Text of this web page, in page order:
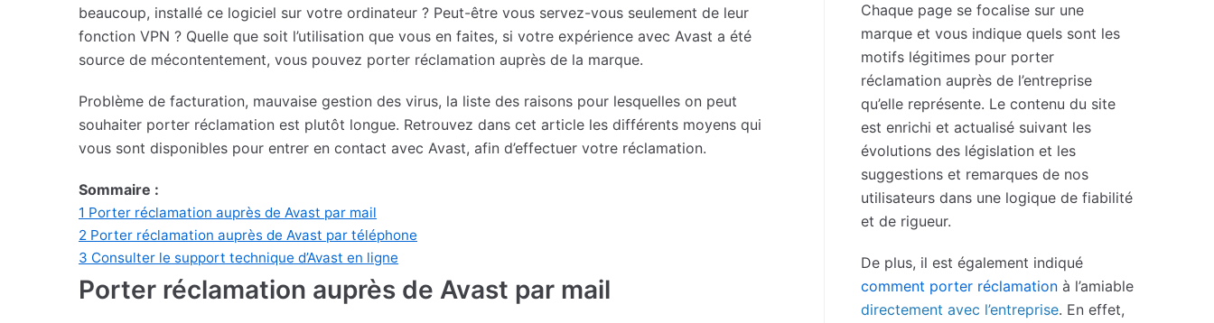
beaucoup, installé ce logiciel sur votre ordinateur ? Peut-être vous servez-vous seulement de leur
fonction VPN ? Quelle que soit l’utilisation que vous en faites, si votre expérience avec Avast a été
source de mécontentement, vous pouvez porter réclamation auprès de la marque.
Problème de facturation, mauvaise gestion des virus, la liste des raisons pour lesquelles on peut
souhaiter porter réclamation est plutôt longue. Retrouvez dans cet article les différents moyens qui
vous sont disponibles pour entrer en contact avec Avast, afin d’effectuer votre réclamation.
Sommaire :
1 Porter réclamation auprès de Avast par mail
2 Porter réclamation auprès de Avast par téléphone
3 Consulter le support technique d’Avast en ligne
Porter réclamation auprès de Avast par mail
Chaque page se focalise sur une
marque et vous indique quels sont les
motifs légitimes pour porter
réclamation auprès de l’entreprise
qu’elle représente. Le contenu du site
est enrichi et actualisé suivant les
évolutions des législation et les
suggestions et remarques de nos
utilisateurs dans une logique de fiabilité
et de rigueur.
De plus, il est également indiqué
comment porter réclamation à l’amiable
directement avec l’entreprise. En effet,